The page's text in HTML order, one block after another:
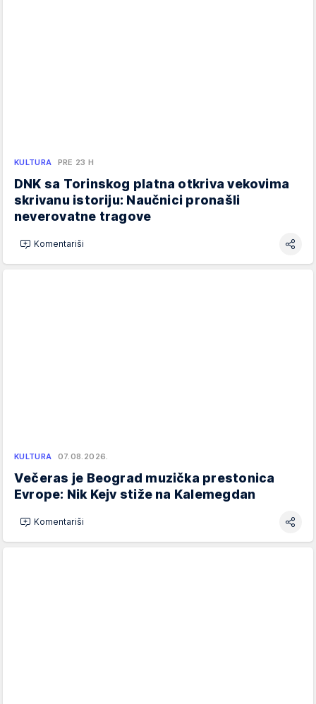
KULTURA PRE 23 H
DNK sa Torinskog platna otkriva vekovima
skrivanu istoriju: Naučnici pronašli
neverovatne tragove
Komentariši
KULTURA 07.08.2026.
Večeras je Beograd muzička prestonica
Evrope: Nik Kejv stiže na Kalemegdan
Komentariši